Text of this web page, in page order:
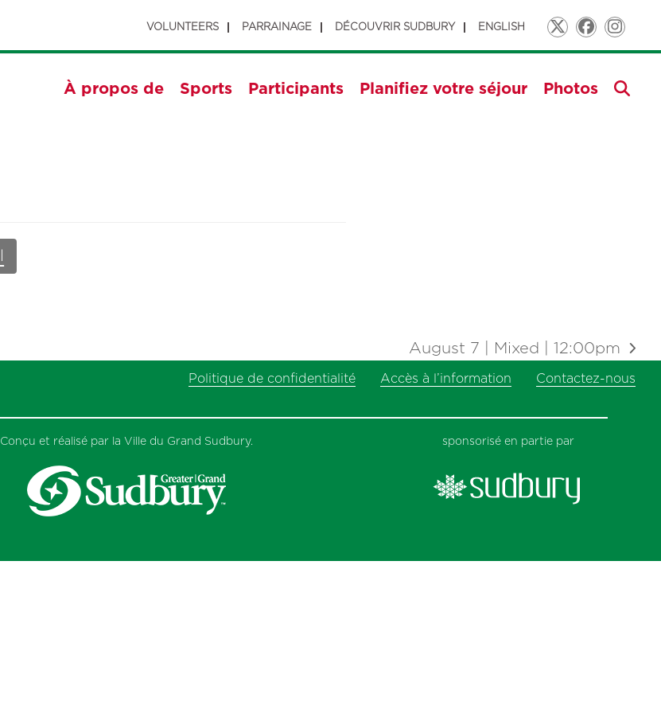
VOLUNTEERS PARRAINAGE DÉCOUVRIR SUDBURY ENGLISH Twitter
À propos de Sports Participants Planifiez votre séjour Photos
next
post:
August 7 | Mixed | 12:00pm
Politique de confidentialité Accès à l’information Contactez-nous
Conçu et réalisé par la Ville du Grand Sudbury. sponsorisé en partie par